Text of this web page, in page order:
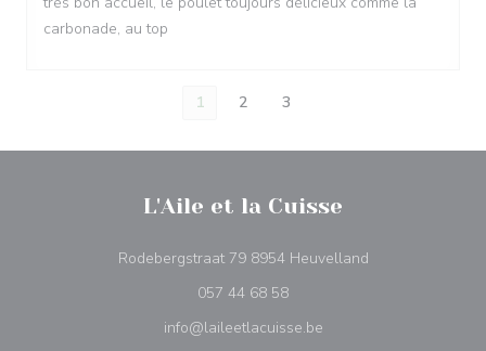
carbonade, au top
1 2 3
L'Aile et la Cuisse
Rodebergstraat 79 8954 Heuvelland((opens in a
057 44 68 58
info@laileetlacuisse.be